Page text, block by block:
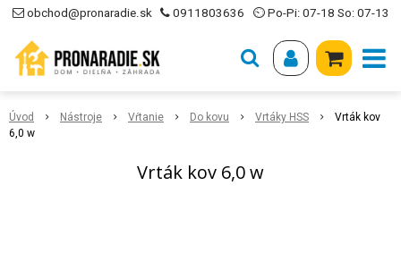
obchod@pronaradie.sk 0911803636 ⏲ Po-Pi: 07-18 So: 07-13
Úvod Nástroje Vŕtanie Do kovu Vrtáky HSS
Vrták kov
6,0 w
Vrták kov 6,0 w